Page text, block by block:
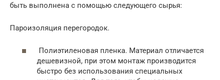
быть выполнена с помощью следующего сырья:
Пароизоляция перегородок.
Полиэтиленовая пленка. Материал отличается
дешевизной, при этом монтаж производится
быстро без использования специальных